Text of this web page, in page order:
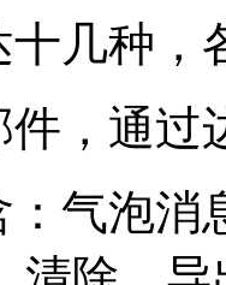
十几种，
，通过
：气泡消